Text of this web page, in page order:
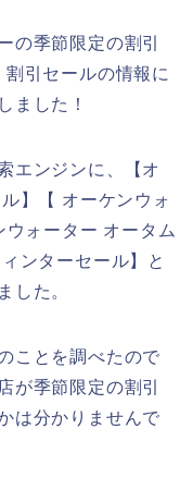
の季節限定の割引
引セールの情報に
ました！
エンジンに、【オ
】【 オーケンウォ
ォーター オータム
ンターセール】と
した。
ことを調べたので
が季節限定の割引
は分かりませんで